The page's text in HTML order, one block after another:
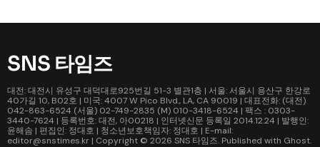
SNS 타임즈
대전: 대전시 유성구 대덕대로925번길 51-3 별관1층 | 서울: 서울시 용산구 한강로
40가길 10, B02호 | 미국: 4007 W Pico Blvd., LA, CA 90019 | 대표전화: (대전)
042-863-6524 (서울) 02-749-2835 (M) 010-3418-6524 | 팩스 : 0303-
3440-7624 | 등록번호: 대전, 아00218 | 인터넷신문 등록일 2014.12.24 | 발행인:
윤해솜 | 편집인: 정대호 | 청소년보호책임자: 정대호 | E-mail:
editor@snstimes.kr | Copyright © 2026 SNS 타임즈. Published with Ghost.